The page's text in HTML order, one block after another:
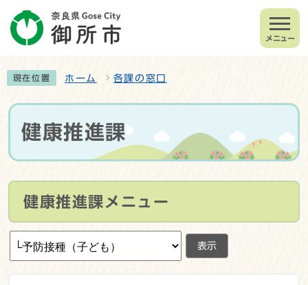
メニュー
現在位置 ホーム 各課の窓口
健康推進課
健康推進課メニュー
表示